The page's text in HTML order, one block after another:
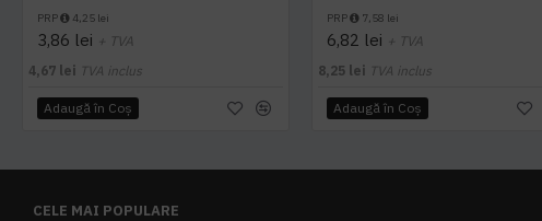
PRP 4,25 lei
3,86 lei + TVA
4,67 lei TVA inclus
Adaugă în Coş
PRP 7,58 lei
6,82 lei + TVA
8,25 lei TVA inclus
Adaugă în Coş
CELE MAI POPULARE